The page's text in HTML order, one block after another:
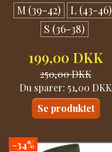
M (39-42)
L (43-46)
S (36-38)
199,00 DKK
250,00 DKK
Du sparer: 51,00 DKK
Se produktet
-34%